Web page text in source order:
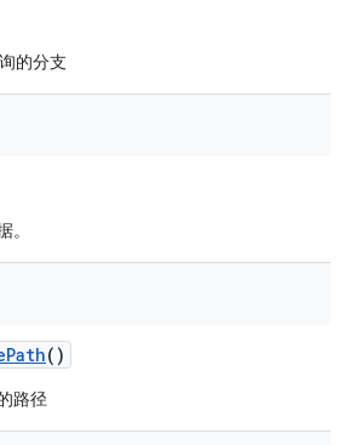
的分支
Path()
路径